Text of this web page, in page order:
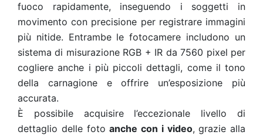
fuoco rapidamente, inseguendo i soggetti in
movimento con precisione per registrare immagini
più nitide. Entrambe le fotocamere includono un
sistema di misurazione RGB + IR da 7560 pixel per
cogliere anche i più piccoli dettagli, come il tono
della carnagione e offrire un’esposizione più
accurata.
È possibile acquisire l’eccezionale livello di
dettaglio delle fotoanche con i video, grazie alla